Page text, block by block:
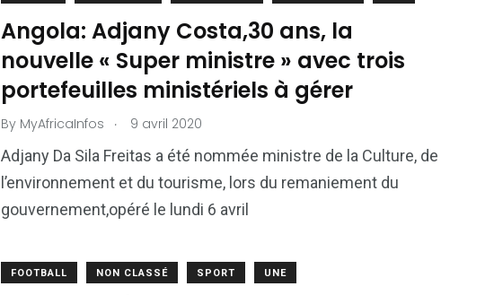
Angola: Adjany Costa,30 ans, la
nouvelle « Super ministre » avec trois
portefeuilles ministériels à gérer
By MyAfricaInfos . 9 avril 2020
Adjany Da Sila Freitas a été nommée ministre de la Culture, de
l’environnement et du tourisme, lors du remaniement du
gouvernement,opéré le lundi 6 avril
FOOTBALL NON CLASSÉ SPORT UNE